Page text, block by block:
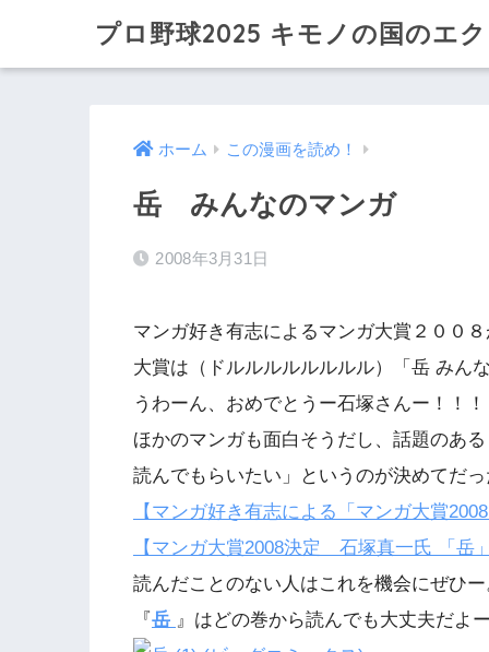
プロ野球2025 キモノの国のエ
ホーム この漫画を読め！
岳 みんなのマンガ
2008年3月31日
マンガ好き有志によるマンガ大賞２００
大賞は（ドルルルルルルルル）「岳 みん
うわーん、おめでとうー石塚さんー！！！
ほかのマンガも面白そうだし、話題のあ
読んでもらいたい」というのが決めてだ
【マンガ好き有志による「マンガ大賞
【マンガ大賞2008決定 石塚真一氏 「岳
読んだことのない人はこれを機会にぜひ
『岳 』はどの巻から読んでも大丈夫だよ